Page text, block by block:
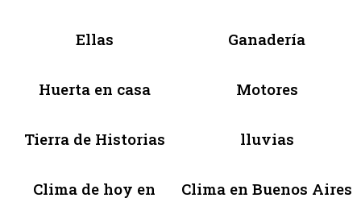
Ellas Ganadería
Huerta en casa Motores
Tierra de Historias lluvias
Clima de hoy en
Clima en Buenos Aires